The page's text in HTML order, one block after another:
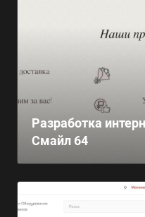
Разработка
Смайл 64